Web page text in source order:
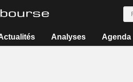
Analyses Agenda